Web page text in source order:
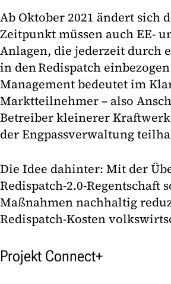
Ab Oktober 2021 ändert sich
Zeitpunkt müssen auch EE-
Anlagen, die jederzeit durch
in den Redispatch
Management bedeutet im
Marktteilnehmer – also
Betreiber kleinerer
der Engpassverwaltung
Die Idee dahinter: Mit der
Redispatch-2.0-Regentschaft
Maßnahmen nachhaltig
Redispatch-Kosten
Projekt Connect+